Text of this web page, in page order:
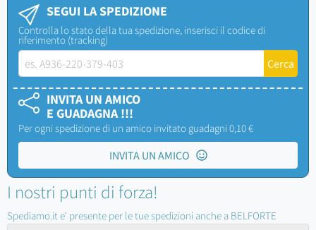
SEGUI LA SPEDIZIONE
Controlla lo stato della tua spedizione, inserisci il codice di
riferimento (tracking)
INVITA UN AMICO
E GUADAGNA !!!
Per ogni spedizione di un amico invitato guadagni 0,10 €
INVITA UN AMICO
I nostri punti di forza!
Spediamo.it e' presente per le tue spedizioni anche a BELFORTE